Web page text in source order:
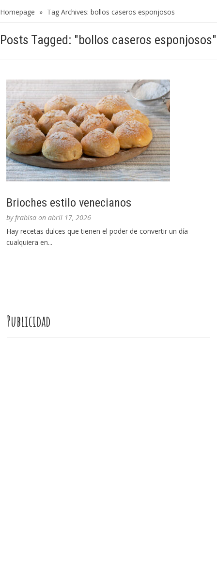
Homepage » Tag Archives: bollos caseros esponjosos
Posts Tagged: "bollos caseros esponjosos"
Brioches estilo venecianos
byfrabisa onabril 17, 2026
Hay recetas dulces que tienen el poder de convertir un día
cualquiera en...
Publicidad